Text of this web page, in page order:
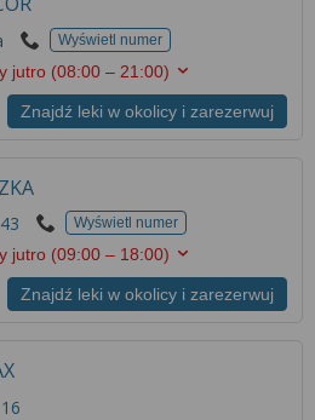
Wyświetl numer
jutro (08:00 – 21:00)
Znajdź leki w okolicy i zarezerwuj
Wyświetl numer
jutro (09:00 – 18:00)
Znajdź leki w okolicy i zarezerwuj